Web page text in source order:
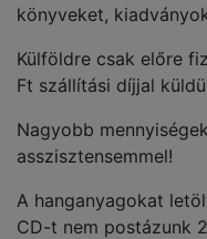
könyveket,
Külföldre csak előre
Ft szállítási díjjal
Nagyobb
asszisztensemmel!
A hanganyagokat
CD-t nem postázunk